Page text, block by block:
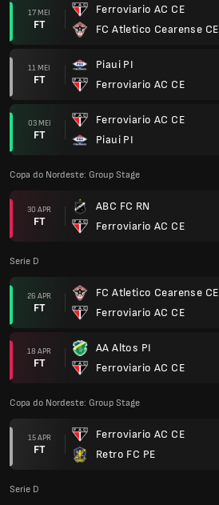
17 MEI
FT
Ferroviario AC CE
FC Atletico Cearense CE
11 MEI
FT
Piaui PI
Ferroviario AC CE
03 MEI
FT
Ferroviario AC CE
Piaui PI
Copa do Nordeste: Group Stage
30 APR
FT
ABC FC RN
Ferroviario AC CE
Serie D
26 APR
FT
FC Atletico Cearense CE
Ferroviario AC CE
18 APR
FT
AA Altos PI
Ferroviario AC CE
Copa do Nordeste: Group Stage
15 APR
FT
Ferroviario AC CE
Retro FC PE
Serie D